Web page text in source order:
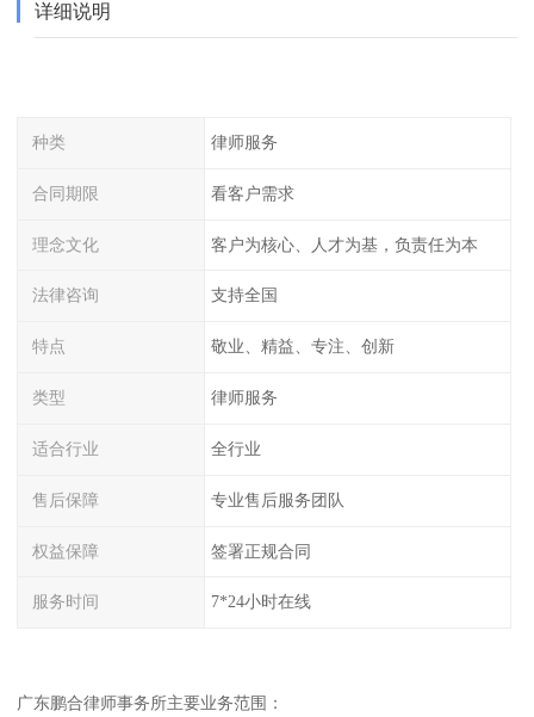
详细说明
种类 律师服务
合同期限 看客户需求
理念文化 客户为核心、人才为基，负责任为本
法律咨询 支持全国
特点 敬业、精益、专注、创新
类型 律师服务
适合行业 全行业
售后保障 专业售后服务团队
权益保障 签署正规合同
服务时间 7*24小时在线
广东鹏合律师事务所主要业务范围：